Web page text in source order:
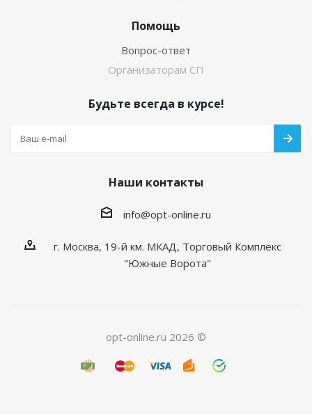
Помощь
Вопрос-ответ
Организаторам СП
Будьте всегда в курсе!
Наши контакты
info@opt-online.ru
г. Москва, 19-й км. МКАД, Торговый Комплекс
"Южные Ворота"
opt-online.ru 2026 ©